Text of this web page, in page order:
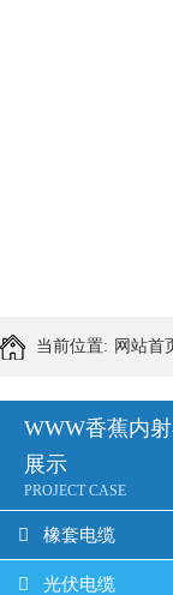
当前位置: 网站首
WWW香蕉内
展示
PROJECT CASE
橡套电缆
光伏电缆